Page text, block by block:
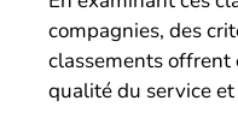
compagnies, des
classements offrent
qualité du service